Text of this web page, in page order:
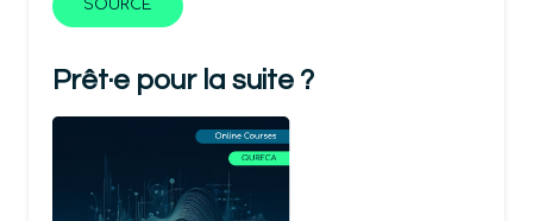
SOURCE
Prêt·e pour la suite ?